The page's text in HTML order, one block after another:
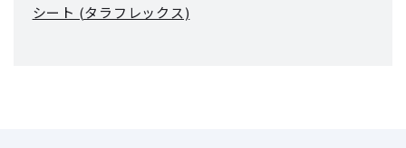
シート (タラフレックス)